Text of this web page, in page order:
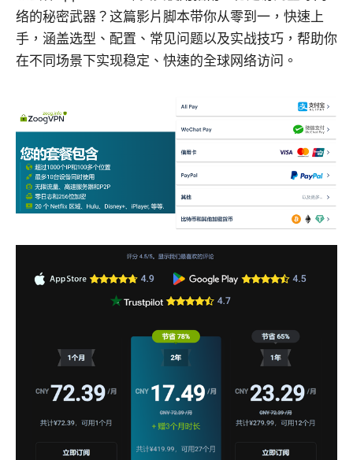
络的秘密武器？这篇影片脚本带你从零到一，快速上
手，涵盖选型、配置、常见问题以及实战技巧，帮助你
在不同场景下实现稳定、快速的全球网络访问。